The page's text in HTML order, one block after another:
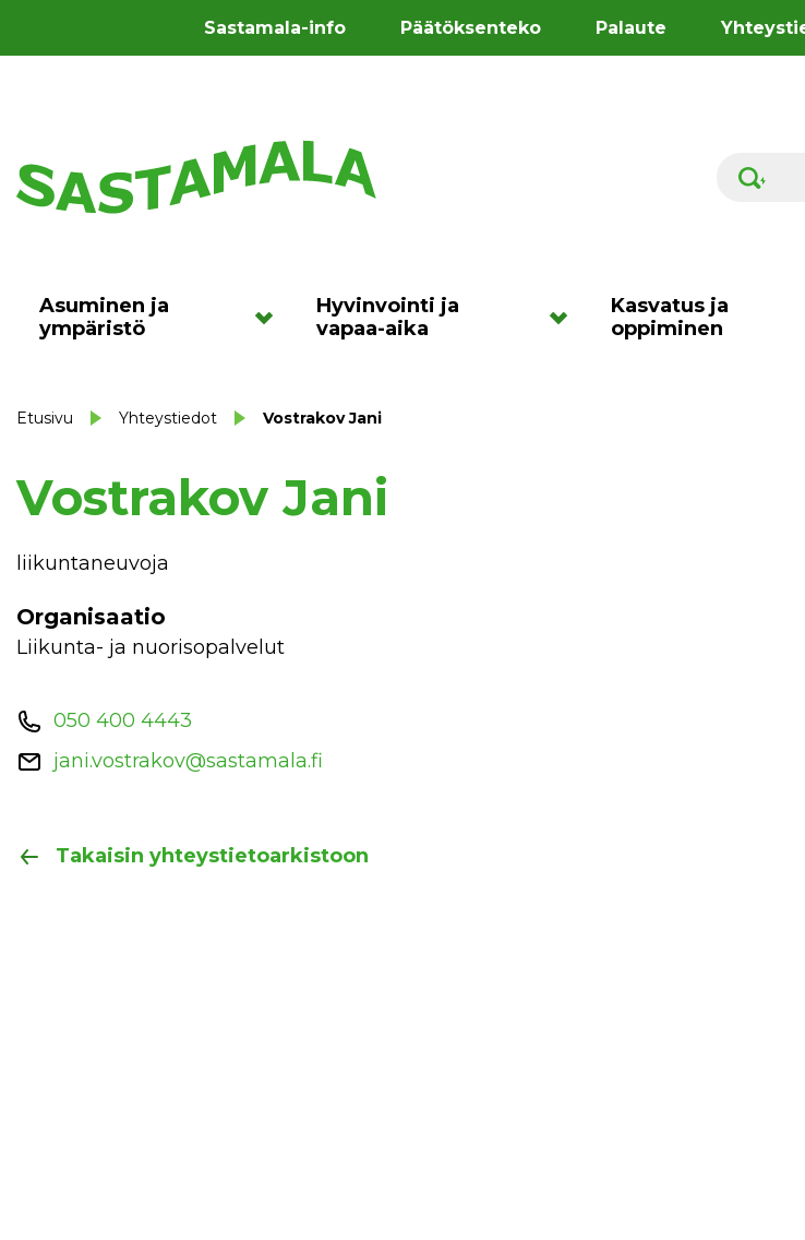
Sastamala-info Päätöksenteko Palaute
Hae
Asuminen ja
ympäristö
Hyvinvointi ja
vapaa-aika
Kasvatus ja
oppiminen
Etusivu Yhteystiedot Vostrakov Jani
Vostrakov Jani
liikuntaneuvoja
Organisaatio
Liikunta- ja nuorisopalvelut
050 400 4443
jani.vostrakov@sastamala.fi
Takaisin yhteystietoarkistoon